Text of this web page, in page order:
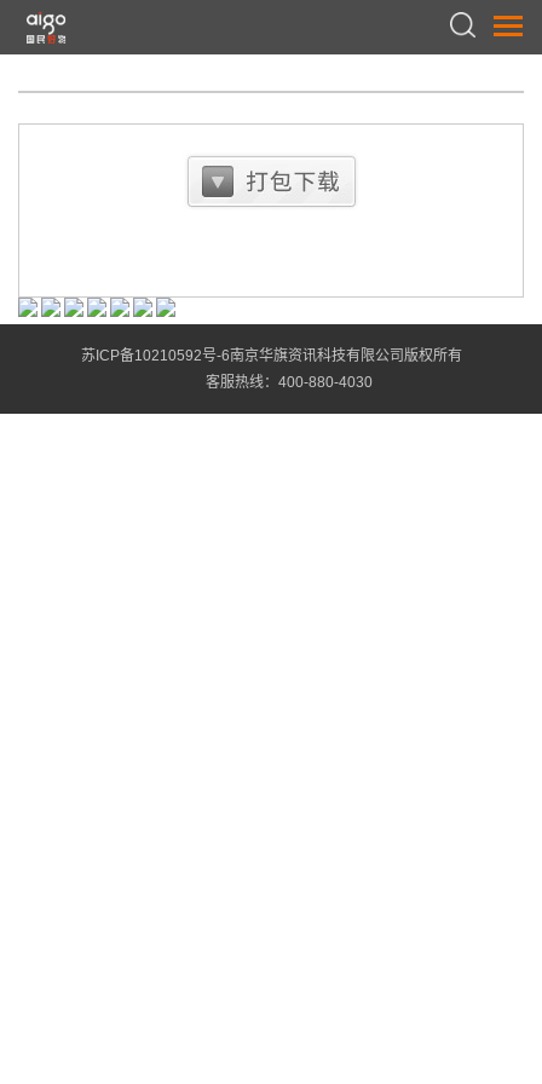
苏ICP备10210592号-6南京华旗资讯科技有限公司版权所有
客服热线： 400-880-4030